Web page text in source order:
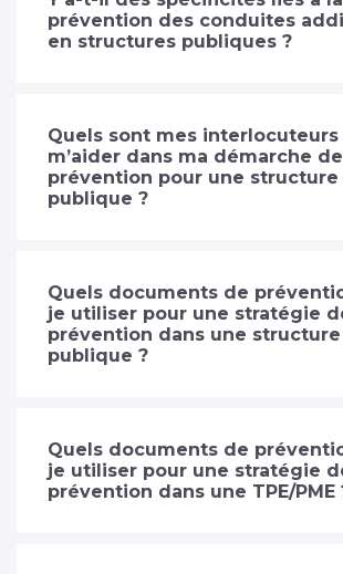
prévention des conduites
en structures publiques ?
Quels sont mes interlocuteurs
m’aider dans ma démarche de
prévention pour une structure
publique ?
Quels documents de
je utiliser pour une stratégie
prévention dans une structure
publique ?
Quels documents de
je utiliser pour une stratégie
prévention dans une TPE/PME